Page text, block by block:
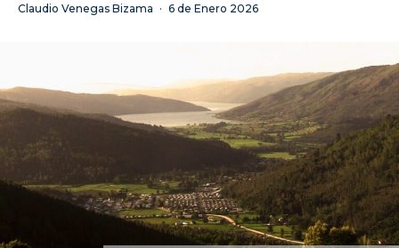
Claudio Venegas Bizama · 6 de Enero 2026